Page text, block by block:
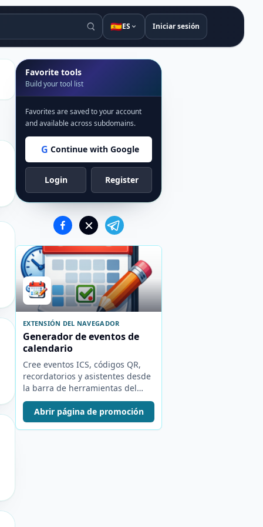
🇪🇸ES Iniciar sesión
Favorite tools
Build your tool list
Favorites are saved to your account
and available across subdomains.
G Continue with Google
Login Register
EXTENSIÓN DEL NAVEGADOR
Generador de eventos de
calendario
Cree eventos ICS, códigos QR,
recordatorios y asistentes desde
la barra de herramientas del
navegador.
Abrir página de promoción